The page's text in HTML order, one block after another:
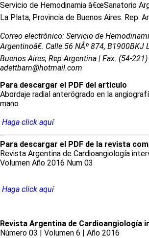
Servicio de Hemodinamia â€œSanatorio
La Plata, Provincia de Buenos Aires. Rep.
Correo electrónico: Servicio de
Argentinoâ€. Calle 56 NÂº 874, B1900BKJ
Buenos Aires, Rep Argentina | Fax: (54-
adettbarn@hotmail.com
Para descargar el PDF del artículo
Abordaje radial anterógrado en la
mano
Haga click aquí
Para descargar el PDF de la revista
Revista Argentina de Cardioangiología
Volumen Año 2016 Num 03
Haga click aquí
Revista Argentina de Cardioangiología
Número 03 | Volumen 6 | Año 2016